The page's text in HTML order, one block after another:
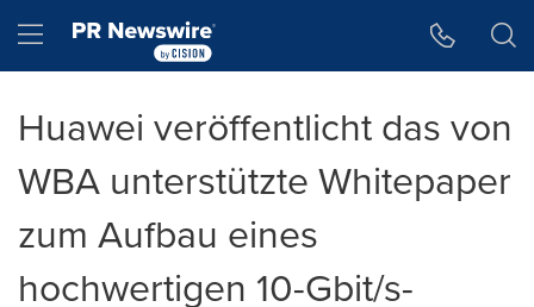
Hamburger menu
Huawei veröffentlicht das von
WBA unterstützte Whitepaper
zum Aufbau eines
hochwertigen 10-Gbit/s-